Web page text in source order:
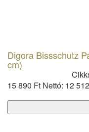
Digora Bissschutz
cm)
15 890 Ft Nettó: 12